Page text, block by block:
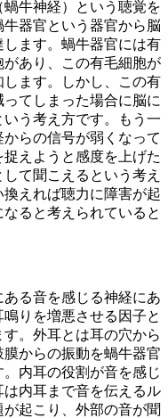
牛神経）という聴覚を
器官という器官から脳
ます。蝸牛器官には有
あり、この有毛細胞が
ます。しかし、この有
てしまった場合に脳に
う考え方です。もう一
らの信号が弱くなって
えようと感度を上げた
て聞こえるという考え
えれば聴力に障害が起
ると考えられていると
る音を感じる神経にあ
りを増悪させる因子と
。外耳とは耳の穴から
からの振動を蝸牛器官
内耳の役割が音を感じ
内耳まで音を伝えるル
起こり、外部の音が聞